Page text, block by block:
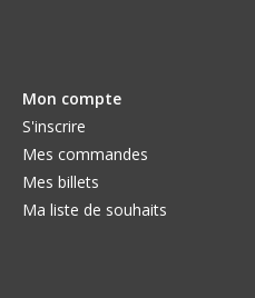
Mon compte
S'inscrire
Mes commandes
Mes billets
Ma liste de souhaits